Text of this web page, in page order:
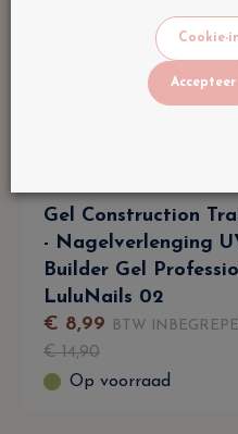
Gel Construction
- Nagelverlenging
Builder Gel
LuluNails 02
€ 8,99 BTW
€14,90
Op voorraad
Cookie-
Accepteer